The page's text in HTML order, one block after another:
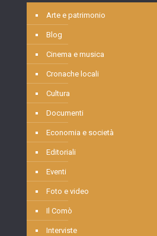
Arte e patrimonio
Blog
Cinema e musica
Cronache locali
Cultura
Documenti
Economia e società
Editoriali
Eventi
Foto e video
Il Comò
Interviste